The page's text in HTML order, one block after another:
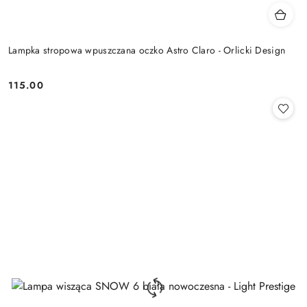
Lampka stropowa wpuszczana oczko Astro Claro - Orlicki Design
Cena:
115.00